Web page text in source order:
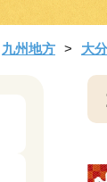
九州地方 大